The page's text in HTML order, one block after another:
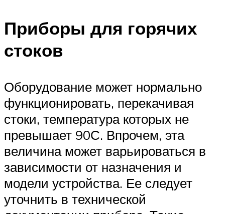
Приборы для горячих
стоков
Оборудование может нормально
функционировать, перекачивая
стоки, температура которых не
превышает 90С. Впрочем, эта
величина может варьироваться в
зависимости от назначения и
модели устройства. Ее следует
уточнить в технической